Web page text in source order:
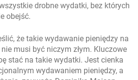
drobne wydatki, bez których
obejść.
że takie wydawanie pieniędzy na
musi być niczym złym. Kluczowe
stać na takie wydatki. Jest cienka
wydawaniem pieniędzy, a